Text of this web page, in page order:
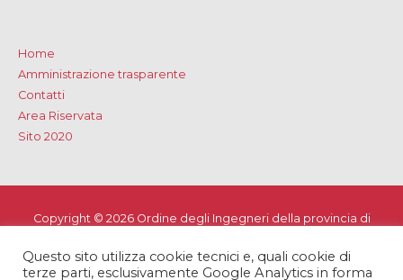
Home
Amministrazione trasparente
Contatti
Area Riservata
Sito 2020
Copyright © 2026 Ordine degli Ingegneri della provincia di
Privacy e Cookie Policy-Note Legali -Dichiarazione di
Questo sito utilizza cookie tecnici e, quali cookie di
terze parti, esclusivamente Google Analytics in forma